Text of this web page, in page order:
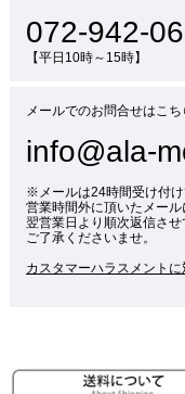
072-942-
【平日10時～15時】
メールでのお問合せはこち
info@ala-
※メールは24時間受け付け
営業時間外に頂いたメール
翌営業日より順次返信させ
ご了承くださいませ。
カスタマーハラスメント